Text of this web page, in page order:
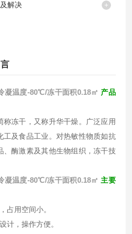
解决
凝温度-80℃/冻干面积0.18㎡ 产品
称冻干，又称升华干燥。广泛应用
工及食品工业。对热敏性物质如抗
、酶激素及其他生物组织，冻干技
凝温度-80℃/冻干面积0.18㎡ 主要
占用空间小。
计，操作方便。